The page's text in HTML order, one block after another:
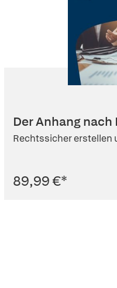
Der Anhang nach
Rechtssicher erstellen
89,99 €*